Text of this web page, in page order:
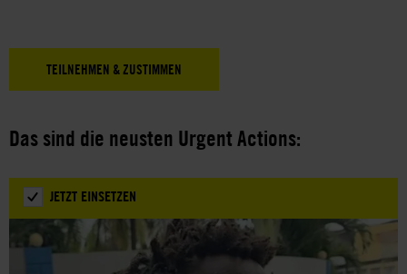
Das sind die neusten Urgent Actions:
JETZT EINSETZEN